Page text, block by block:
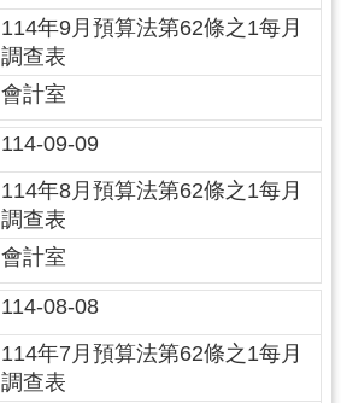
114年9月預算法第62條之1每月
調查表
會計室
114-09-09
114年8月預算法第62條之1每月
調查表
會計室
114-08-08
114年7月預算法第62條之1每月
調查表